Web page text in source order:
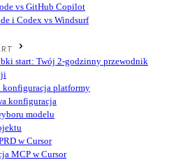
vs GitHub Copilot
i Codex vs Windsurf
start: Twój 2-godzinny przewodnik
konfiguracja platformy
konfiguracja
modelu
w Cursor
MCP w Cursor